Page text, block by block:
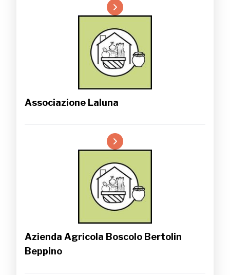
Associazione Laluna
Azienda Agricola Boscolo Bertolin
Beppino